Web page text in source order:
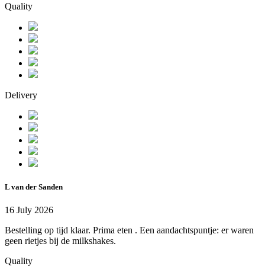
Quality
Delivery
L van der Sanden
16 July 2026
Bestelling op tijd klaar. Prima eten . Een aandachtspuntje: er waren
geen rietjes bij de milkshakes.
Quality